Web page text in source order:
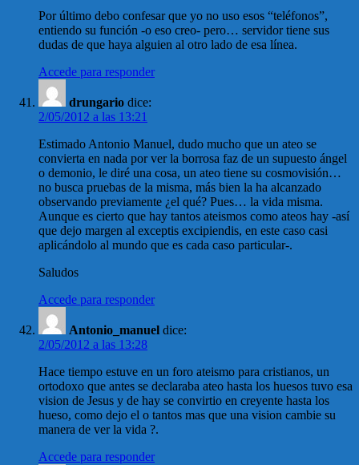
Por último debo confesar que yo no uso esos “teléfonos”,
entiendo su función -o eso creo- pero… servidor tiene sus
dudas de que haya alguien al otro lado de esa línea.
Accede para responder
drungario dice:
2/05/2012 a las 13:21
Estimado Antonio Manuel, dudo mucho que un ateo se
convierta en nada por ver la borrosa faz de un supuesto ángel
o demonio, le diré una cosa, un ateo tiene su cosmovisión…
no busca pruebas de la misma, más bien la ha alcanzado
observando previamente ¿el qué? Pues… la vida misma.
Aunque es cierto que hay tantos ateismos como ateos hay -así
que dejo margen al exceptis excipiendis, en este caso casi
aplicándolo al mundo que es cada caso particular-.
Saludos
Accede para responder
Antonio_manuel dice:
2/05/2012 a las 13:28
Hace tiempo estuve en un foro ateismo para cristianos, un
ortodoxo que antes se declaraba ateo hasta los huesos tuvo esa
vision de Jesus y de hay se convirtio en creyente hasta los
hueso, como dejo el o tantos mas que una vision cambie su
manera de ver la vida ?.
Accede para responder